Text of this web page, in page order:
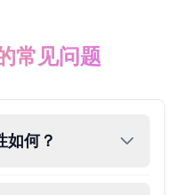
常见问题
如何？